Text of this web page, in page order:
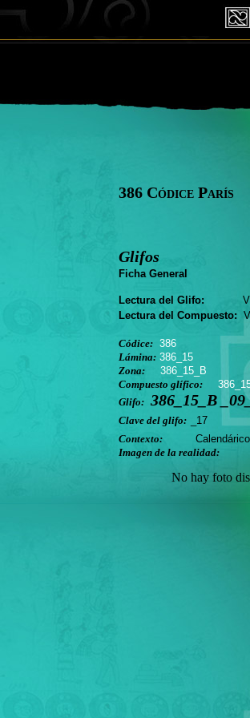
386 Códice París
Glifos
Ficha General
Lectura del Glifo:
Lectura del Compuesto:
Códice: 386
Lámina: 386_15
Zona:
386_15_B
Compuesto glífico:
Glifo: 386_15_B
Clave del glifo:
_17
Contexto:
Calendárico
Imagen de la realidad:
No hay foto